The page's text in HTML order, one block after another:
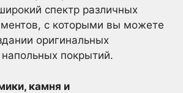
спектр различных
с которыми вы можете
оригинальных
покрытий.
камня и